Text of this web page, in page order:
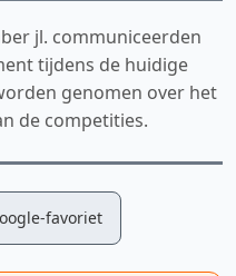
jl. communiceerden
tijdens de huidige
genomen over het
de competities.
favoriet